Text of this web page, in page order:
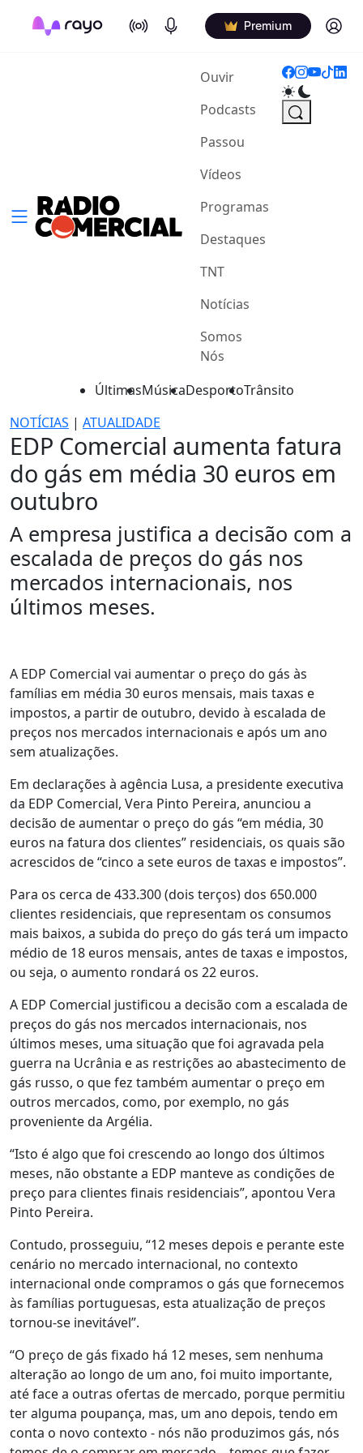
On Air Podcasts Premium Log in
Ouvir(current)
Podcasts
Passou
Vídeos
Programas
Destaques
TNT
Notícias
Somos
Nós
ÚltimasMúsicaDesportoTrânsito
NOTÍCIAS | ATUALIDADE
EDP Comercial aumenta fatura
do gás em média 30 euros em
outubro
A empresa justifica a decisão com a
escalada de preços do gás nos
mercados internacionais, nos
últimos meses.
A EDP Comercial vai aumentar o preço do gás às
famílias em média 30 euros mensais, mais taxas e
impostos, a partir de outubro, devido à escalada de
preços nos mercados internacionais e após um ano
sem atualizações.
Em declarações à agência Lusa, a presidente executiva
da EDP Comercial, Vera Pinto Pereira, anunciou a
decisão de aumentar o preço do gás “em média, 30
euros na fatura dos clientes” residenciais, os quais são
acrescidos de “cinco a sete euros de taxas e impostos”.
Para os cerca de 433.300 (dois terços) dos 650.000
clientes residenciais, que representam os consumos
mais baixos, a subida do preço do gás terá um impacto
médio de 18 euros mensais, antes de taxas e impostos,
ou seja, o aumento rondará os 22 euros.
A EDP Comercial justificou a decisão com a escalada de
preços do gás nos mercados internacionais, nos
últimos meses, uma situação que foi agravada pela
guerra na Ucrânia e as restrições ao abastecimento de
gás russo, o que fez também aumentar o preço em
outros mercados, como, por exemplo, no gás
proveniente da Argélia.
“Isto é algo que foi crescendo ao longo dos últimos
meses, não obstante a EDP manteve as condições de
preço para clientes finais residenciais”, apontou Vera
Pinto Pereira.
Contudo, prosseguiu, “12 meses depois e perante este
cenário no mercado internacional, no contexto
internacional onde compramos o gás que fornecemos
às famílias portuguesas, esta atualização de preços
tornou-se inevitável”.
“O preço de gás fixado há 12 meses, sem nenhuma
alteração ao longo de um ano, foi muito importante,
até face a outras ofertas de mercado, porque permitiu
ter alguma poupança, mas, um ano depois, tendo em
conta o novo contexto - nós não produzimos gás, nós